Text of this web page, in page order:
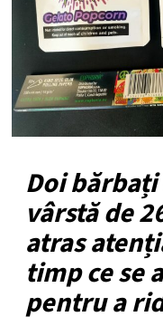
Doi
vârstă de
atras
timp ce se
pentru a